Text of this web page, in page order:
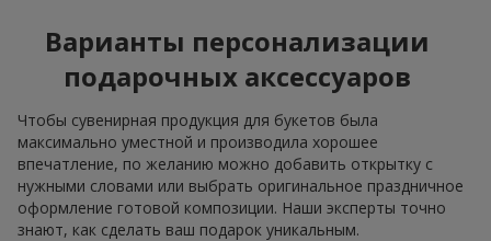
Варианты персонализации
подарочных аксессуаров
Чтобы сувенирная продукция для букетов была
максимально уместной и производила хорошее
впечатление, по желанию можно добавить открытку с
нужными словами или выбрать оригинальное праздничное
оформление готовой композиции. Наши эксперты точно
знают, как сделать ваш подарок уникальным.